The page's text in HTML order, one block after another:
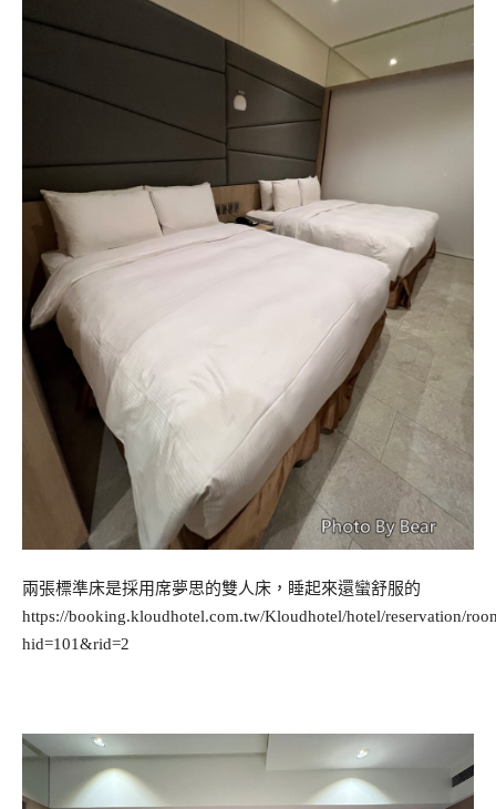
兩張標準床是採用席夢思的雙人床，睡起來還蠻舒服的
https://booking.kloudhotel.com.tw/Kloudhotel/hotel/reservation/
hid=101&rid=2